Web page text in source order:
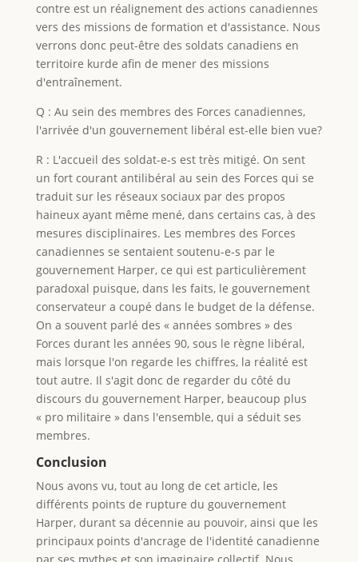
contre est un réalignement des actions canadiennes
vers des missions de formation et d'assistance. Nous
verrons donc peut-être des soldats canadiens en
territoire kurde afin de mener des missions
d'entraînement.
Q : Au sein des membres des Forces canadiennes,
l'arrivée d'un gouvernement libéral est-elle bien vue?
R : L'accueil des soldat-e-s est très mitigé. On sent
un fort courant antilibéral au sein des Forces qui se
traduit sur les réseaux sociaux par des propos
haineux ayant même mené, dans certains cas, à des
mesures disciplinaires. Les membres des Forces
canadiennes se sentaient soutenu-e-s par le
gouvernement Harper, ce qui est particulièrement
paradoxal puisque, dans les faits, le gouvernement
conservateur a coupé dans le budget de la défense.
On a souvent parlé des « années sombres » des
Forces durant les années 90, sous le règne libéral,
mais lorsque l'on regarde les chiffres, la réalité est
tout autre. Il s'agit donc de regarder du côté du
discours du gouvernement Harper, beaucoup plus
« pro militaire » dans l'ensemble, qui a séduit ses
membres.
Conclusion
Nous avons vu, tout au long de cet article, les
différents points de rupture du gouvernement
Harper, durant sa décennie au pouvoir, ainsi que les
principaux points d'ancrage de l'identité canadienne